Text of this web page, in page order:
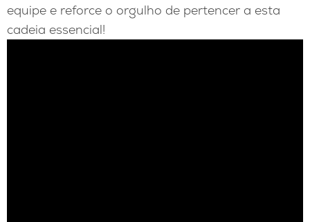
equipe e reforce o orgulho de pertencer a esta
cadeia essencial!